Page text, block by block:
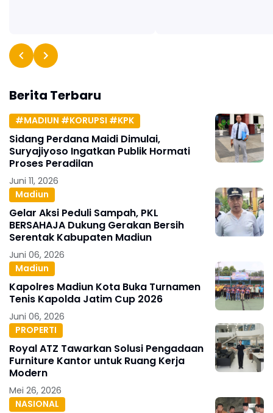
Berita Terbaru
#MADIUN #KORUPSI #KPK
Sidang Perdana Maidi Dimulai,
Suryajiyoso Ingatkan Publik Hormati
Proses Peradilan
Juni 11, 2026
Madiun
Gelar Aksi Peduli Sampah, PKL
BERSAHAJA Dukung Gerakan Bersih
Serentak Kabupaten Madiun
Juni 06, 2026
Madiun
Kapolres Madiun Kota Buka Turnamen
Tenis Kapolda Jatim Cup 2026
Juni 06, 2026
PROPERTI
Royal ATZ Tawarkan Solusi Pengadaan
Furniture Kantor untuk Ruang Kerja
Modern
Mei 26, 2026
NASIONAL